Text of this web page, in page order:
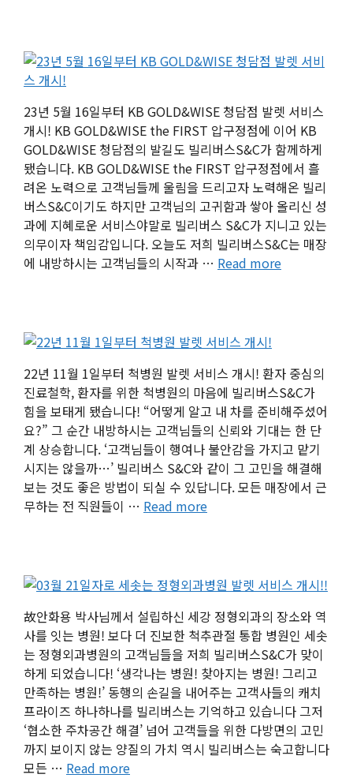
23년 5월 16일부터 KB GOLD&WISE 청담점 발렛 서비스
개시! KB GOLD&WISE the FIRST 압구정점에 이어 KB
GOLD&WISE 청담점의 발길도 빌리버스S&C가 함께하게
됐습니다. KB GOLD&WISE the FIRST 압구정점에서 흘
려온 노력으로 고객님들께 울림을 드리고자 노력해온 빌리
버스S&C이기도 하지만 고객님의 고귀함과 쌓아 올리신 성
과에 지혜로운 서비스야말로 빌리버스 S&C가 지니고 있는
의무이자 책임감입니다. 오늘도 저희 빌리버스S&C는 매장
에 내방하시는 고객님들의 시작과 … Read more
22년 11월 1일부터 척병원 발렛 서비스 개시! 환자 중심의
진료철학, 환자를 위한 척병원의 마음에 빌리버스S&C가
힘을 보태게 됐습니다! “어떻게 알고 내 차를 준비해주셨어
요?” 그 순간 내방하시는 고객님들의 신뢰와 기대는 한 단
계 상승합니다. ‘고객님들이 행여나 불안감을 가지고 맡기
시지는 않을까…’ 빌리버스 S&C와 같이 그 고민을 해결해
보는 것도 좋은 방법이 되실 수 있답니다. 모든 매장에서 근
무하는 전 직원들이 … Read more
故안화용 박사님께서 설립하신 세강 정형외과의 장소와 역
사를 잇는 병원! 보다 더 진보한 척추관절 통합 병원인 세솟
는 정형외과병원의 고객님들을 저희 빌리버스S&C가 맞이
하게 되었습니다! ‘생각나는 병원! 찾아지는 병원! 그리고
만족하는 병원!’ 동행의 손길을 내어주는 고객사들의 캐치
프라이즈 하나하나를 빌리버스는 기억하고 있습니다 그저
‘협소한 주차공간 해결’ 넘어 고객들을 위한 다방면의 고민
까지 보이지 않는 양질의 가치 역시 빌리버스는 숙고합니다
모든 … Read more